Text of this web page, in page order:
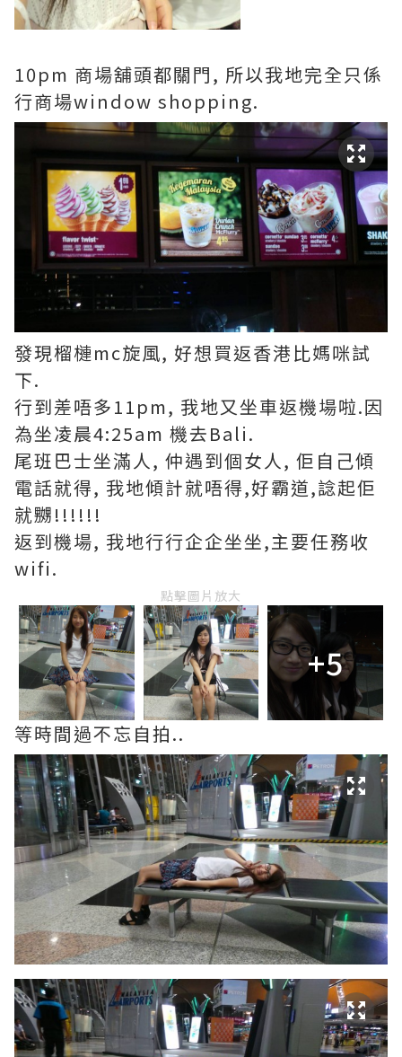
10pm 商場舖頭都關門, 所以我地完全只係
行商場window shopping.
發現榴槤mc旋風, 好想買返香港比媽咪試
下.
行到差唔多11pm, 我地又坐車返機場啦.因
為坐凌晨4:25am 機去Bali.
尾班巴士坐滿人, 仲遇到個女人, 佢自己傾
電話就得, 我地傾計就唔得,好霸道,諗起佢
就嬲!!!!!!
返到機場, 我地行行企企坐坐,主要任務收
wifi.
點擊圖片放大
+5
等時間過不忘自拍..